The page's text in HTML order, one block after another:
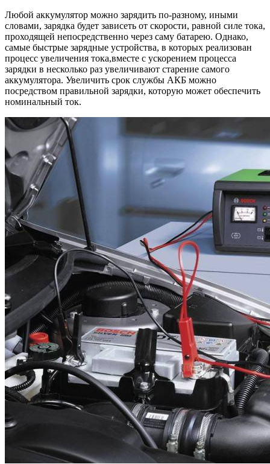
Любой аккумулятор можно зарядить по-разному, иными
словами, зарядка будет зависеть от скорости, равной силе тока,
проходящей непосредственно через саму батарею. Однако,
самые быстрые зарядные устройства, в которых реализован
процесс увеличения тока,вместе с ускорением процесса
зарядки в несколько раз увеличивают старение самого
аккумулятора. Увеличить срок службы АКБ можно
посредством правильной зарядки, которую может обеспечить
номинальный ток.